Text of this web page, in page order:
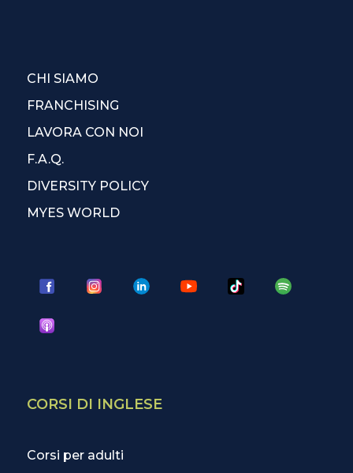
CHI SIAMO
FRANCHISING
LAVORA CON NOI
F.A.Q.
DIVERSITY POLICY
MYES WORLD
CORSI DI INGLESE
Corsi per adulti